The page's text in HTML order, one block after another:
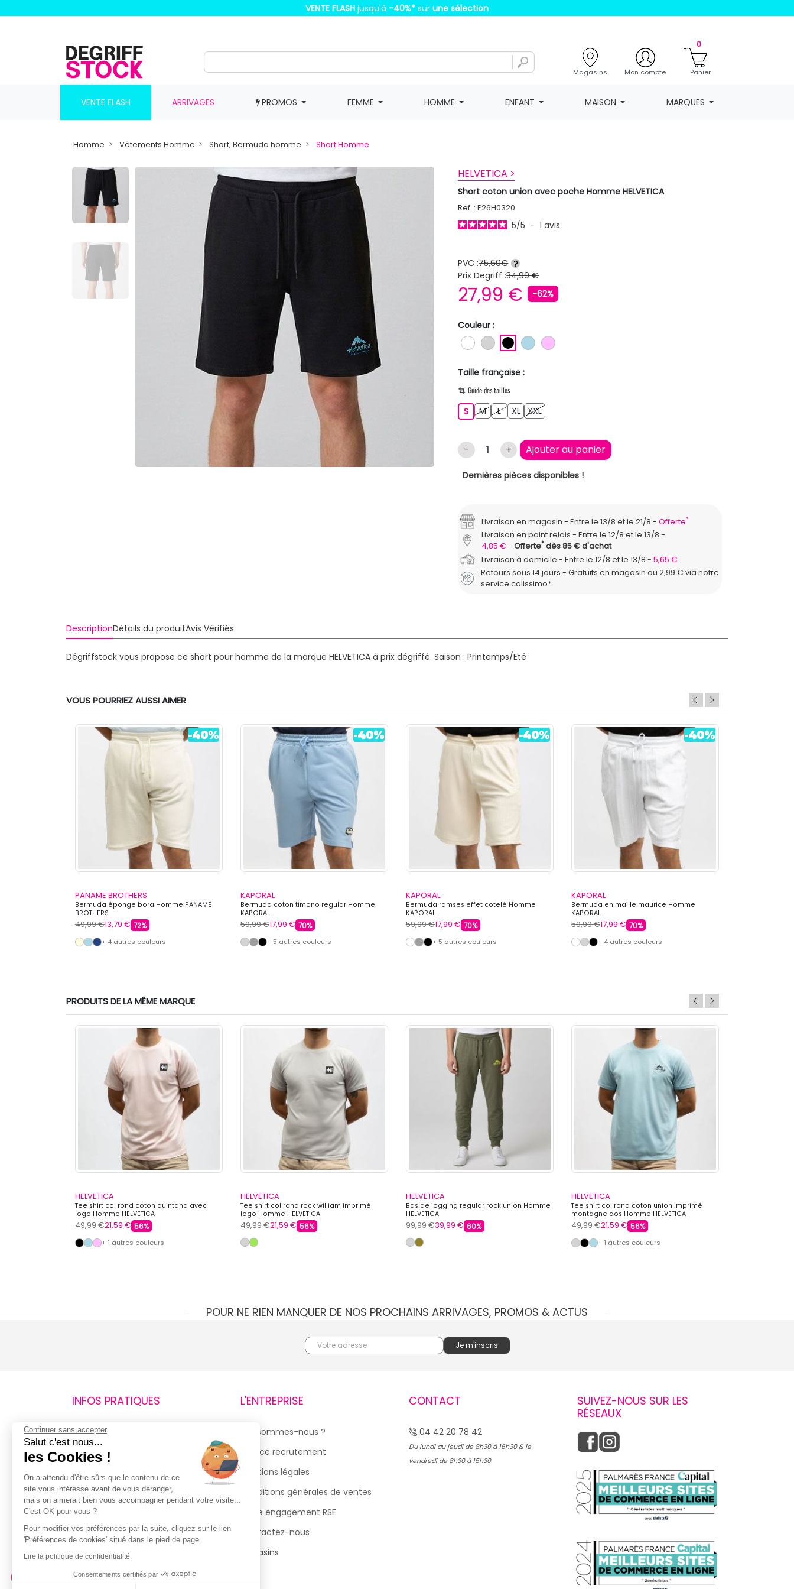
VENTE FLASH jusqu'à -40%* sur une sélection
Magasins Mon compte
0
Panier
VENTE FLASH ARRIVAGES PROMOS FEMME HOMME ENFANT MAISON MARQUES
Homme Vêtements Homme Short, Bermuda homme Short Homme
HELVETICA >
Short coton union avec poche Homme HELVETICA
Ref. : E26H0320
5/5 - 1avis
PVC :75,60€ ?
Prix Degriff :34,99 €
27,99 € -62%
Couleur :
BLANCGRIS CLAIR
NOIRBLEU CLAIR
ROSE CLAIR
Taille française :
Guide des tailles
SS MM LL XLXLXXLXXL
- + Ajouter au panier
Dernières pièces disponibles !
Livraison en magasin Entre le 13/8 et le 21/8 Offerte*
Livraison en point relais
Entre le 12/8 et le 13/8
4,85 €
Offerte*dès 85 € d'achat
Livraison à domicile
Entre le 12/8 et le 13/8
5,65 €
Retours sous 14 jours - Gratuits en magasin ou 2,99 € via notre
service colissimo*
DescriptionDétails du produitAvis Vérifiés
Dégriffstock vous propose ce short pour homme de la marque HELVETICA à prix dégriffé. Saison : Printemps/Eté
VOUS POURRIEZ AUSSI AIMER
PANAME BROTHERS
Bermuda éponge bora Homme PANAME
BROTHERS
49,99 €13,79 € 72%
+ 4 autres couleurs
KAPORAL
Bermuda coton timono regular Homme
KAPORAL
59,99 €17,99 € 70%
+ 5 autres couleurs
KAPORAL
Bermuda ramses effet cotelé Homme
KAPORAL
59,99 €17,99 € 70%
+ 5 autres couleurs
KAPORAL
Bermuda en maille maurice Homme
KAPORAL
59,99 €17,99 € 70%
+ 4 autres couleurs
PRODUITS DE LA MÊME MARQUE
HELVETICA
Tee shirt col rond coton quintana avec
logo Homme HELVETICA
49,99 €21,59 € 56%
+ 1 autres couleurs
HELVETICA
Tee shirt col rond rock william imprimé
logo Homme HELVETICA
49,99 €21,59 € 56%
HELVETICA
Bas de jogging regular rock union Homme
HELVETICA
99,99 €39,99 € 60%
HELVETICA
Tee shirt col rond coton union imprimé
montagne dos Homme HELVETICA
49,99 €21,59 € 56%
+ 1 autres couleurs
POUR NE RIEN MANQUER DE NOS PROCHAINS ARRIVAGES, PROMOS & ACTUS
INFOS PRATIQUES
Retours et remboursements
Suivi de commande
Livraisons
Guide des tailles
Politique de confidentialité
Conditions générales d’utilisation
de la Carte de Fidélité
L'ENTREPRISE
Qui sommes-nous ?
Espace recrutement
Mentions légales
Conditions générales de ventes
Notre engagement RSE
Contactez-nous
Magasins
CONTACT
04 42 20 78 42
Du lundi au jeudi de 8h30 à 16h30 & le
vendredi de 8h30 à 15h30
SUIVEZ-NOUS SUR LES
RÉSEAUX
Continuer sans accepter
Salut c'est nous...
les Cookies !
On a attendu d'être sûrs que le contenu de ce
site vous intéresse avant de vous déranger,
mais on aimerait bien vous accompagner pendant votre visite...
C'est OK pour vous ?
Pour modifier vos préférences par la suite, cliquez sur le lien
'Préférences de cookies' situé dans le pied de page.
Lire la politique de confidentialité
Consentements certifiés par